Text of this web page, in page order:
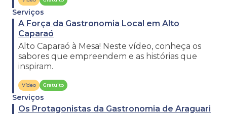
Serviços
A Força da Gastronomia Local em Alto
Caparaó
Alto Caparaó à Mesa! Neste vídeo, conheça os
sabores que empreendem e as histórias que
inspiram.
Vídeo Gratuito
Serviços
Os Protagonistas da Gastronomia de Araguari